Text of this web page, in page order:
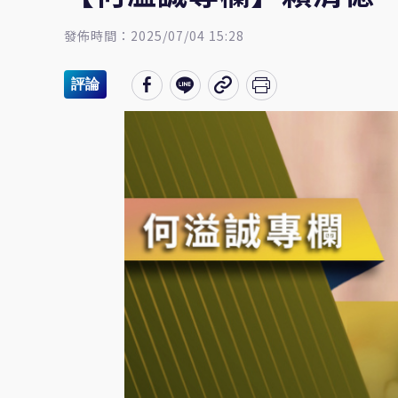
發佈時間：2025/07/04 15:28
評論